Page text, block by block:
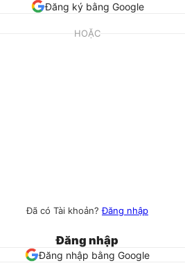
Đăng ký bằng Google
HOẶC
Đã có Tài khoản?Đăng nhập
Đăng nhập
Đăng nhập bằng Google